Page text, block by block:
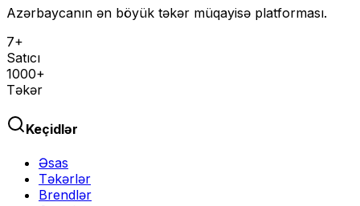
Azərbaycanın ən böyük təkər müqayisə platforması.
7+
Satıcı
1000+
Təkər
Keçidlər
Əsas
Təkərlər
Brendlər